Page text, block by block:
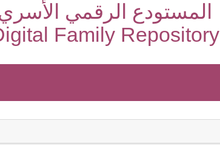
المستودع الرقمي
Family Repository